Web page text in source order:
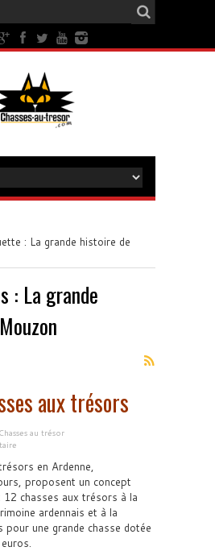
: La grande histoire de
: La grande
aux trésors
Chasses au trésor
en Ardenne,
proposent un concept
12 chasses aux trésors à la
ardennais et à la
pour une grande chasse dotée